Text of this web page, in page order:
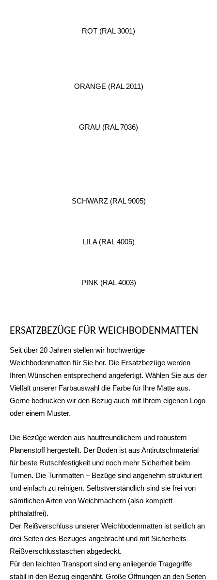
ROT (RAL 3001)
ORANGE (RAL 2011)
GRAU (RAL 7036)
SCHWARZ (RAL 9005)
LILA (RAL 4005)
PINK (RAL 4003)
ERSATZBEZÜGE FÜR WEICHBODENMATTEN
Seit über 20 Jahren stellen wir hochwertige
Weichbodenmatten für Sie her. Die Ersatzbezüge werden
Ihren Wünschen entsprechend angefertigt. Wählen Sie aus der
Vielfalt unserer Farbauswahl die Farbe für Ihre Matte aus.
Gerne bedrucken wir den Bezug auch mit Ihrem eigenen Logo
oder einem Muster.
Die Bezüge werden aus hautfreundlichem und robustem
Planenstoff hergestellt. Der Boden ist aus Antirutschmaterial
für beste Rutschfestigkeit und noch mehr Sicherheit beim
Turnen. Die Turnmatten – Bezüge sind angenehm strukturiert
und einfach zu reinigen. Selbstverständlich sind sie frei von
sämtlichen Arten von Weichmachern (also komplett
phthalatfrei).
Der Reißverschluss unserer Weichbodenmatten ist seitlich an
drei Seiten des Bezuges angebracht und mit Sicherheits-
Reißverschlusstaschen abgedeckt.
Für den leichten Transport sind eng anliegende Tragegriffe
stabil in den Bezug eingenäht. Große Öffnungen an den Seiten